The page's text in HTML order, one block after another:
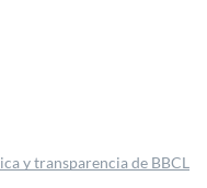
y transparencia de BBCL